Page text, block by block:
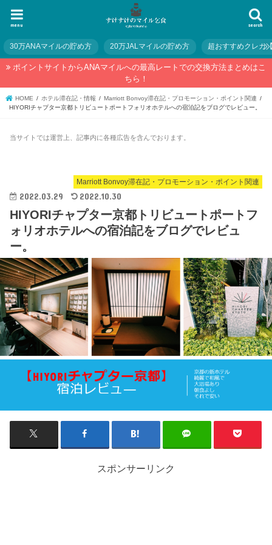
search
menu
30万ANAマイルの貯め方 20万JALマイルの貯め方 超おすすめクレカ
ポイントサイトからANAマイルへの最高レートでの交換方法まとめはこ
ちら！
HOME ホテル滞在記・情報
Marriott Bonvoy滞在記・プロモーション・ポイント関連
HIYORIチャプター京都トリビュートポートフォリオホテルへの宿泊記をブログでレビュー。
当サイトでは運営上、記事内に各種広告を含んでおります。
Marriott Bonvoy滞在記・プロモーション・ポイント関連
2022.03.29 2022.10.30
HIYORIチャプター京都トリビュートポートフ
ォリオホテルへの宿泊記をブログでレビュ
ー。
スポンサーリンク